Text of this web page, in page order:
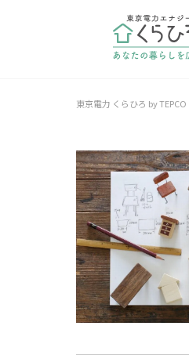
東京電力 くらひろ by TEPCO